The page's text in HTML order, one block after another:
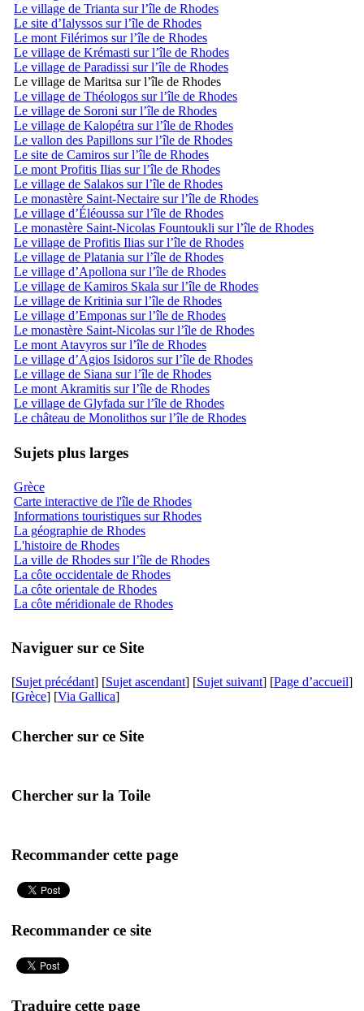
Le village de Trianta sur l’île de Rhodes
Le site d’Ialyssos sur l’île de Rhodes
Le mont Filérimos sur l’île de Rhodes
Le village de Krémasti sur l’île de Rhodes
Le village de Paradissi sur l’île de Rhodes
Le village de Maritsa sur l’île de Rhodes
Le village de Théologos sur l’île de Rhodes
Le village de Soroni sur l’île de Rhodes
Le village de Kalopétra sur l’île de Rhodes
Le vallon des Papillons sur l’île de Rhodes
Le site de Camiros sur l’île de Rhodes
Le mont Profitis Ilias sur l’île de Rhodes
Le village de Salakos sur l’île de Rhodes
Le monastère Saint-Nectaire sur l’île de Rhodes
Le village d’Éléoussa sur l’île de Rhodes
Le monastère Saint-Nicolas Fountoukli sur l’île de Rhodes
Le village de Profitis Ilias sur l’île de Rhodes
Le village de Platania sur l’île de Rhodes
Le village d’Apollona sur l’île de Rhodes
Le village de Kamiros Skala sur l’île de Rhodes
Le village de Kritinia sur l’île de Rhodes
Le village d’Emponas sur l’île de Rhodes
Le monastère Saint-Nicolas sur l’île de Rhodes
Le mont Atavyros sur l’île de Rhodes
Le village d’Agios Isidoros sur l’île de Rhodes
Le village de Siana sur l’île de Rhodes
Le mont Akramitis sur l’île de Rhodes
Le village de Glyfada sur l’île de Rhodes
Le château de Monolithos sur l’île de Rhodes
Sujets plus larges
Grèce
Carte interactive de l'île de Rhodes
Informations touristiques sur Rhodes
La géographie de Rhodes
L'histoire de Rhodes
La ville de Rhodes sur l’île de Rhodes
La côte occidentale de Rhodes
La côte orientale de Rhodes
La côte méridionale de Rhodes
Naviguer sur ce Site
[Sujet précédant] [Sujet ascendant] [Sujet suivant] [Page d’accueil]
[Grèce] [Via Gallica]
Chercher sur ce Site
Chercher sur la Toile
Recommander cette page
Recommander ce site
Traduire cette page